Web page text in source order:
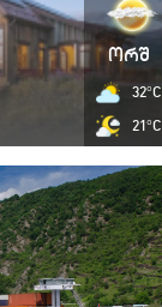
ორშ
32°C
21°C